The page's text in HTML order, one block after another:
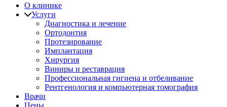
О клинике
Услуги
Диагностика и лечение
Ортодонтия
Протезирование
Имплантация
Хирургия
Виниры и реставрация
Профессиональная гигиена и отбеливание
Рентгенология и компьютерная томография
Врачи
Цены